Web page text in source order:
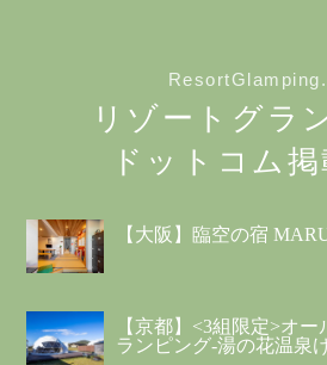
リゾートグラ
ドットコム
【大阪】臨空の宿
【京都】<3組限定>オ
ランピング-湯の花温泉